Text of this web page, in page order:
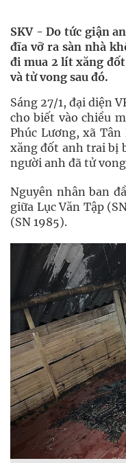
SKV - Do tức giận
đĩa vỡ ra sàn nhà
đi mua 2 lít xăng
và tử vong sau đó.
Sáng 27/1, đại diện
cho biết vào chiều
Phúc Lương, xã
xăng đốt anh trai bị
người anh đã tử
Nguyên nhân ban
giữa Lục Văn Tập
(SN 1985).